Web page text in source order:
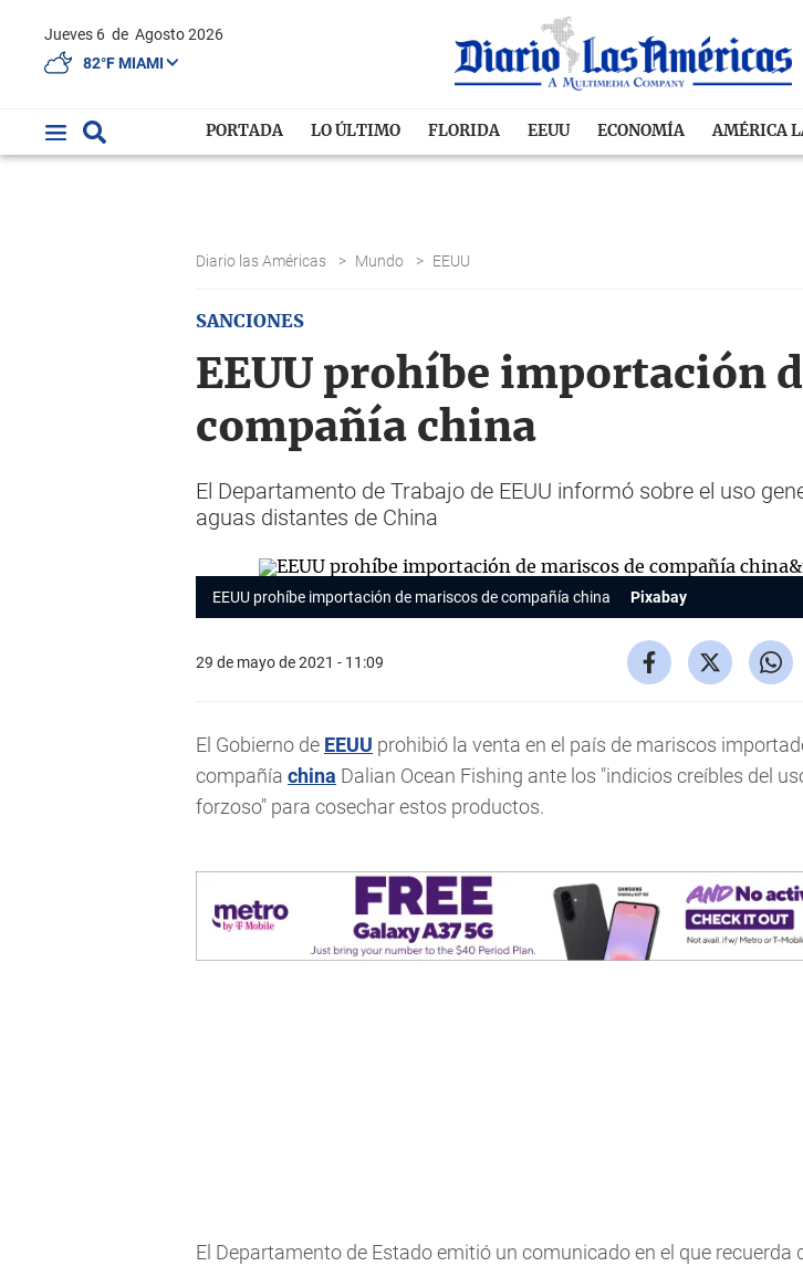
Jueves 6 de Agosto 2026
82°F MIAMI
PORTADA LO ÚLTIMO FLORIDA EEUU ECONOMÍA AMÉRICA
Diario las Américas > Mundo > EEUU
SANCIONES
EEUU prohíbe importación
compañía china
El Departamento de Trabajo de EEUU informó sobre el uso
aguas distantes de China
EEUU prohíbe importación de mariscos de compañía china Pixabay
29 de mayo de 2021 - 11:09
El Gobierno de EEUU prohibió la venta en el país de mariscos
compañía china Dalian Ocean Fishing ante los "indicios creíbles del
forzoso" para cosechar estos productos.
El Departamento de Estado emitió un comunicado en el que recuerda